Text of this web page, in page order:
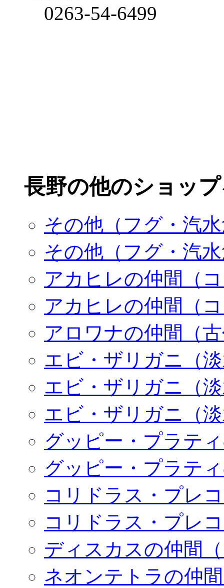
0263-54-6499
長野の他のショッ
その他（フグ・汽
その他（フグ・汽
アカヒレの仲間（
アカヒレの仲間（
アロワナの仲間（
エビ・ザリガニ（
エビ・ザリガニ（
エビ・ザリガニ（
グッピー・プラテ
グッピー・プラテ
コリドラス・プレ
コリドラス・プレ
ディスカスの仲間
ネオンテトラの仲